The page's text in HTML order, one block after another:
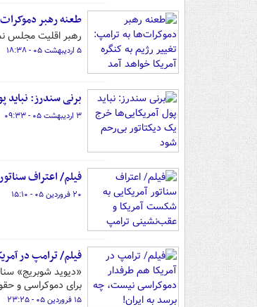
طعنه رهبر
رهبر اقلیت مجلس
۵ اردیبهشت ۰۵ - ۱۸:۳۸
برنی سندرز: نباید
۳ اردیبهشت ۰۵ - ۰۹:۳۳
فیلم/ اعتراف
۲۰ فروردین ۰۵ - ۱۵:۱۰
فیلم/ ترامپ در
«دیوید شوبریج»
برای دموکراسی و
۱۵ فروردین ۰۵ - ۲۳:۲۵